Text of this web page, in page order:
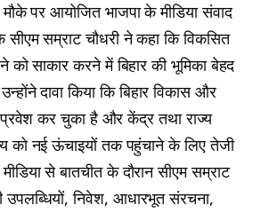
पर आयोजित भाजपा के मीडिया संवाद
सीएम सम्राट चौधरी ने कहा कि विकसित
साकार करने में बिहार की भूमिका बेहद
दावा किया कि बिहार विकास और
प्रवेश कर चुका है और केंद्र तथा राज्य
को नई ऊंचाइयों तक पहुंचाने के लिए तेजी
से बातचीत के दौरान सीएम सम्राट
उपलब्धियों, निवेश, आधारभूत संरचना,